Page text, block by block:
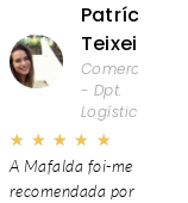
Patrícia
Teixeira
Comercial
- Dpt.
Logística
★ ★ ★ ★ ★
A Mafalda foi-me
recomendada por